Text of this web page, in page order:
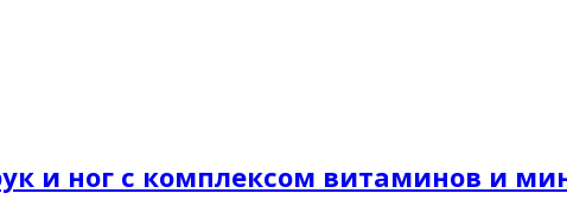
и ног с комплексом витаминов и